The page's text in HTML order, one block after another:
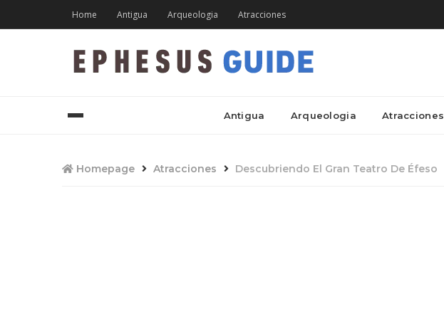
Home Antigua Arqueologia Atracciones
Antigua Arqueologia Atracciones
Homepage Atracciones Descubriendo El Gran Teatro De Éfeso